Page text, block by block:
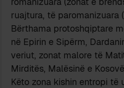
ruajtura, të paromanizuara
Bërthama protoshqiptare
në Epirin e Sipërm,
veriut, zonat malore të
Mirditës, Malësinë e
Këto zona kishin entropi të